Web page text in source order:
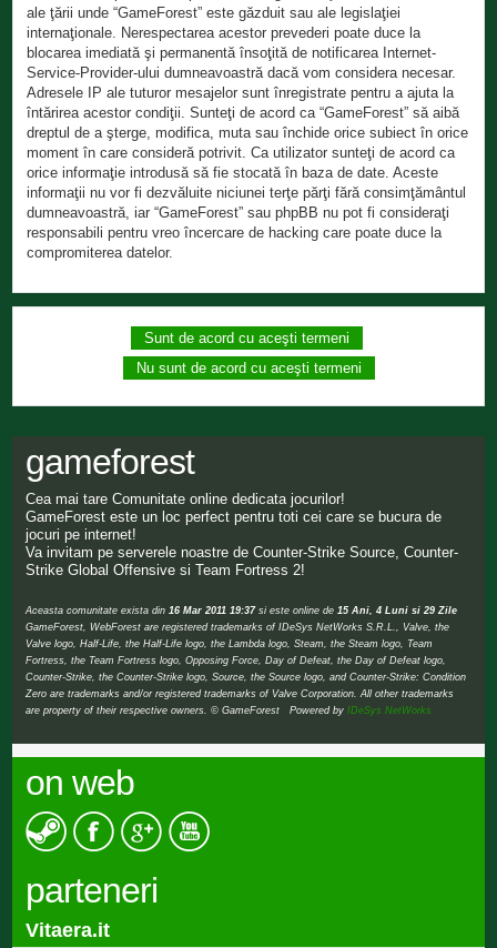
ale ţării unde “GameForest” este găzduit sau ale legislaţiei
internaţionale. Nerespectarea acestor prevederi poate duce la
blocarea imediată şi permanentă însoţită de notificarea Internet-
Service-Provider-ului dumneavoastră dacă vom considera necesar.
Adresele IP ale tuturor mesajelor sunt înregistrate pentru a ajuta la
întărirea acestor condiţii. Sunteţi de acord ca “GameForest” să aibă
dreptul de a şterge, modifica, muta sau închide orice subiect în orice
moment în care consideră potrivit. Ca utilizator sunteţi de acord ca
orice informaţie introdusă să fie stocată în baza de date. Aceste
informaţii nu vor fi dezvăluite niciunei terţe părţi fără consimţământul
dumneavoastră, iar “GameForest” sau phpBB nu pot fi consideraţi
responsabili pentru vreo încercare de hacking care poate duce la
compromiterea datelor.
gameforest
Cea mai tare Comunitate online dedicata jocurilor!
GameForest este un loc perfect pentru toti cei care se bucura de
jocuri pe internet!
Va invitam pe serverele noastre de Counter-Strike Source, Counter-
Strike Global Offensive si Team Fortress 2!
Aceasta comunitate exista din16 Mar 2011 19:37si este online de15 Ani, 4 Luni si 29 Zile
GameForest, WebForest are registered trademarks of IDeSys NetWorks S.R.L., Valve, the
Valve logo, Half-Life, the Half-Life logo, the Lambda logo, Steam, the Steam logo, Team
Fortress, the Team Fortress logo, Opposing Force, Day of Defeat, the Day of Defeat logo,
Counter-Strike, the Counter-Strike logo, Source, the Source logo, and Counter-Strike: Condition
Zero are trademarks and/or registered trademarks of Valve Corporation. All other trademarks
are property of their respective owners. © GameForest Powered byIDeSys NetWorks
on web
parteneri
Vitaera.it